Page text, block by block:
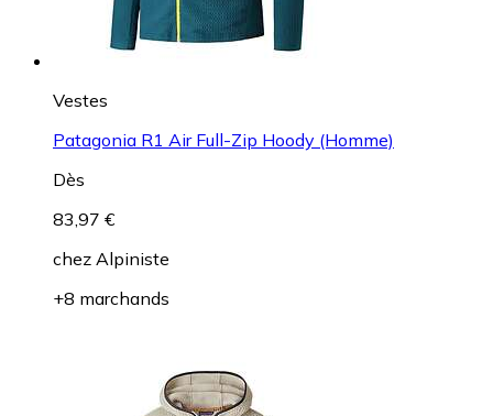
Vestes
Patagonia R1 Air Full-Zip Hoody (Homme)
Dès
83,97 €
chez Alpiniste
+8 marchands